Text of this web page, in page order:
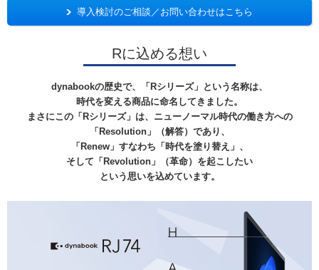
導入検討のご相談／お問い合わせはこちら
Rに込める想い
dynabookの歴史で、「Rシリーズ」という名称は、
時代を変える商品に命名してきました。
まさにこの「Rシリーズ」は、ニューノーマル時代の働き方への
「Resolution」（解答）であり、
「Renew」すなわち「時代を塗り替え」、
そして「Revolution」（革命）を起こしたい
という思いを込めています。